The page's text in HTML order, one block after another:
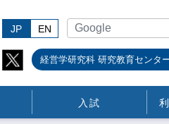
JP EN
経営学研究科 研究教育センタ
入試